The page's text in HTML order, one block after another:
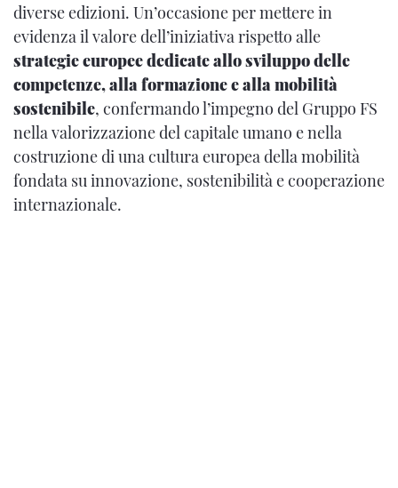
diverse edizioni. Un’occasione per mettere in
evidenza il valore dell’iniziativa rispetto alle
strategie europee dedicate allo sviluppo delle
competenze, alla formazione e alla mobilità
sostenibile, confermando l’impegno del Gruppo FS
nella valorizzazione del capitale umano e nella
costruzione di una cultura europea della mobilità
fondata su innovazione, sostenibilità e cooperazione
internazionale.